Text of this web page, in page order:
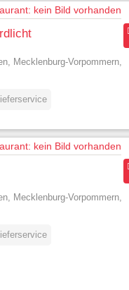
Mecklenburg-Vorpommern,
Mecklenburg-Vorpommern,